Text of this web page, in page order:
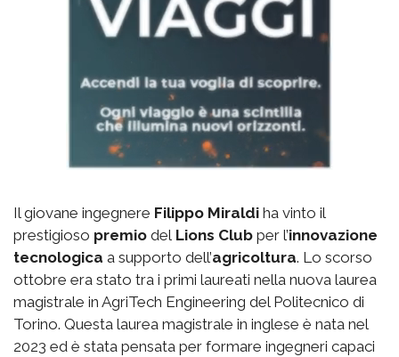
Il giovane ingegnere Filippo Miraldi ha vinto il
prestigioso premio del Lions Club per l’innovazione
tecnologica a supporto dell’agricoltura. Lo scorso
ottobre era stato tra i primi laureati nella nuova laurea
magistrale in AgriTech Engineering del Politecnico di
Torino. Questa laurea magistrale in inglese è nata nel
2023 ed è stata pensata per formare ingegneri capaci